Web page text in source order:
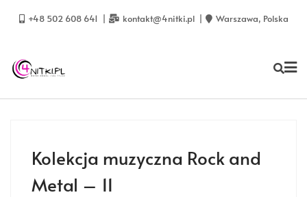
+48 502 608 641 kontakt@4nitki.pl Warszawa, Polska
Kolekcja muzyczna Rock and
Metal – 11